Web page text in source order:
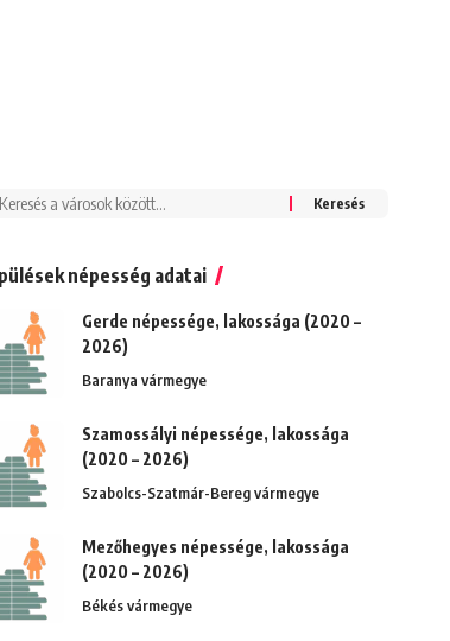
népesség adatai
Gerde népessége, lakossága (2020 –
2026)
Baranya vármegye
Szamossályi népessége, lakossága
(2020 – 2026)
Szabolcs-Szatmár-Bereg vármegye
Mezőhegyes népessége, lakossága
(2020 – 2026)
Békés vármegye